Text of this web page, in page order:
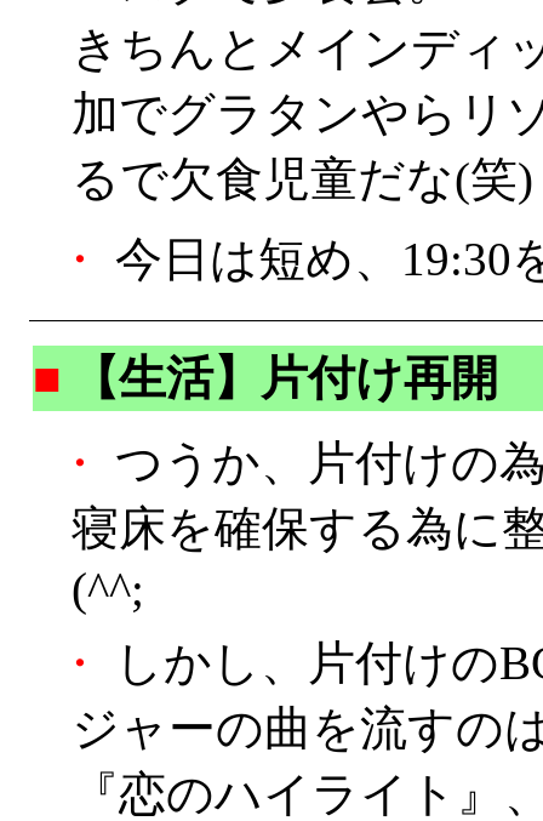
きちんとメインディ
加でグラタンやら
るで欠食児童だな(笑)
・
今日は短め、19:30
■
【生活】片付け再開
・
つうか、片付けの
寝床を確保する為に
(^^;
・
しかし、片付けの
ジャーの曲を流すの
『恋のハイライト』